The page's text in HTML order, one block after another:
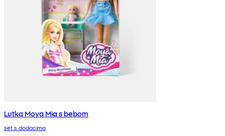
Lutka Moya Mia s bebom
set s dodacima